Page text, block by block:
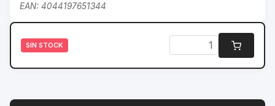
EAN: 4044197651344
SIN STOCK